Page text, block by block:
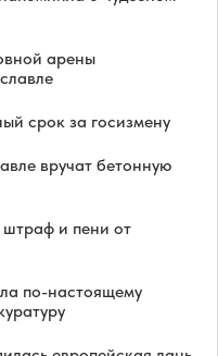
арены
срок за госизмену
вручат бетонную
штраф и пени от
по-настоящему